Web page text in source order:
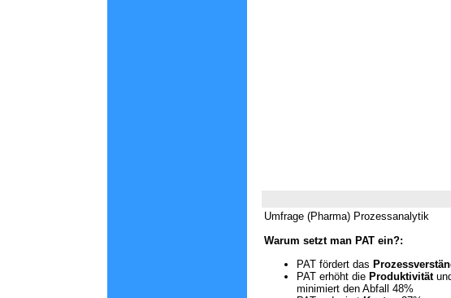
Umfrage (Pharma) Prozessanalytik
Warum setzt man PAT ein?:
PAT fördert das
PAT erhöht die Produktivität
minimiert den Abfall 48%